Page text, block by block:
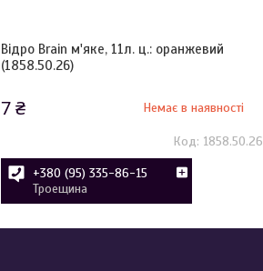
Відро Brain м'яке, 11л. ц.: оранжевий
(1858.50.26)
7 ₴ Немає в наявності
1858.50.26
+380 (95) 335-86-15
Троещина